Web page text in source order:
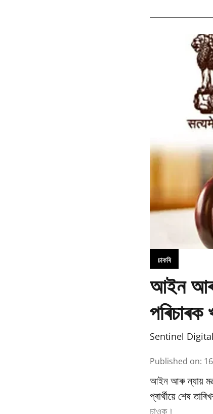
চাকৰি
আইন আৰু
পৰিচাৰক
Sentinel
Published on:
আইন আৰু ন্যায়
প্ৰাৰ্থীয়ে শেষ
চাওক।